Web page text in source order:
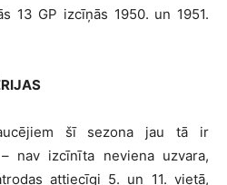
13 GP izcīņās 1950. un 1951.
šī sezona jau tā ir
nav izcīnīta neviena uzvara,
attiecīgi 5. un 11. vietā,